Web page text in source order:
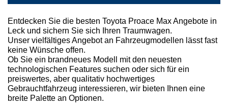
Entdecken Sie die besten Toyota Proace Max Angebote in
Leck und sichern Sie sich Ihren Traumwagen.
Unser vielfältiges Angebot an Fahrzeugmodellen lässt fast
keine Wünsche offen.
Ob Sie ein brandneues Modell mit den neuesten
technologischen Features suchen oder sich für ein
preiswertes, aber qualitativ hochwertiges
Gebrauchtfahrzeug interessieren, wir bieten Ihnen eine
breite Palette an Optionen.